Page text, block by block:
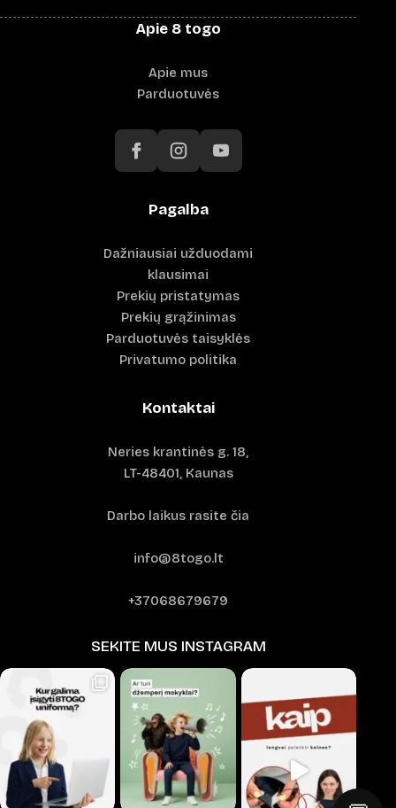
Apie 8 togo
Apie mus
Parduotuvės
Pagalba
Dažniausiai užduodami
klausimai
Prekių pristatymas
Prekių grąžinimas
Parduotuvės taisyklės
Privatumo politika
Kontaktai
Neries krantinės g. 18,
LT-48401, Kaunas
Darbo laikus rasite čia
info@8togo.lt
+37068679679
SEKITE MUS INSTAGRAM